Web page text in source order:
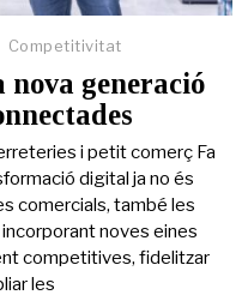
Competitivitat
generació
i petit comerç Fa
digital ja no és
comercials, també les
noves eines
competitives, fidelitzar
les